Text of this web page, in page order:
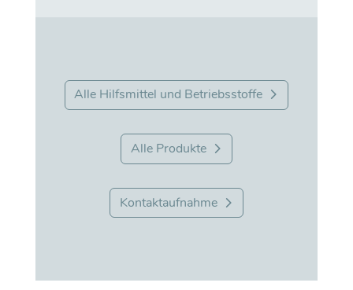
Alle Hilfsmittel und Betriebsstoffe
Alle Produkte
Kontaktaufnahme